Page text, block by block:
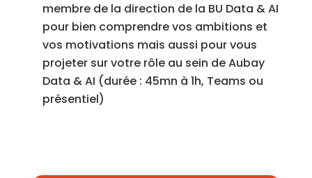
membre de la direction de la BU Data & AI
pour bien comprendre vos ambitions et
vos motivations mais aussi pour vous
projeter sur votre rôle au sein de Aubay
Data & AI (durée : 45mn à 1h, Teams ou
présentiel)